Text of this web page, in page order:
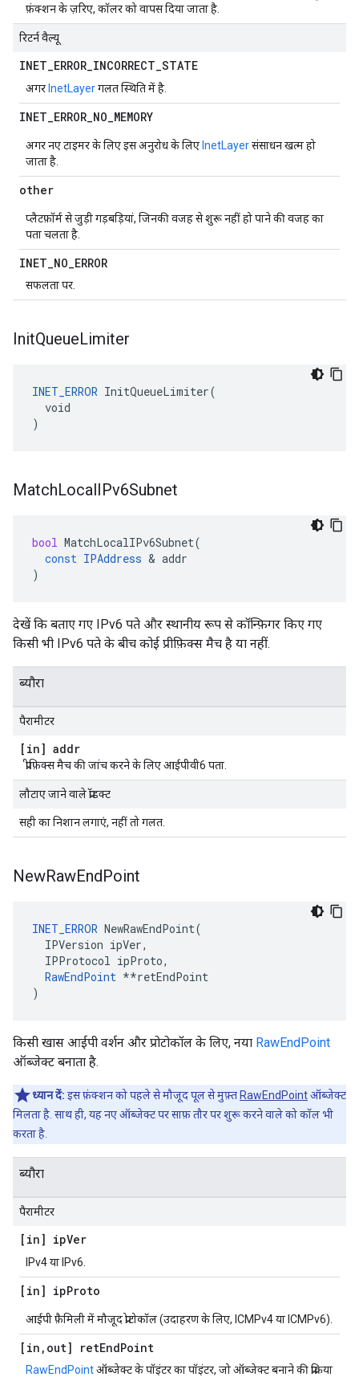
फ़ंक्शन के ज़रिए, कॉलर को वापस दिया जाता है.
रिटर्न वैल्यू
INET_ERROR_INCORRECT_STATE
अगर InetLayerगलत स्थिति में है.
INET_ERROR_NO_MEMORY
अगर नए टाइमर के लिए इस अनुरोध के लिए InetLayerसंसाधन खत्म हो
जाता है.
other
प्लैटफ़ॉर्म से जुड़ी गड़बड़ियां, जिनकी वजह से शुरू नहीं हो पाने की वजह का
पता चलता है.
INET_NO_ERROR
सफलता पर.
InitQueueLimiter
INET_ERROR InitQueueLimiter(
  void
)
MatchLocalIPv6Subnet
bool MatchLocalIPv6Subnet(
const IPAddress & addr
)
देखें कि बताए गए IPv6 पते और स्थानीय रूप से कॉन्फ़िगर किए गए
किसी भी IPv6 पते के बीच कोई प्रीफ़िक्स मैच है या नहीं.
ब्यौरा
पैरामीटर
[in] addr
प्रीफ़िक्स मैच की जांच करने के लिए आईपीवी6 पता.
लौटाए जाने वाले प्रॉडक्ट
सही का निशान लगाएं, नहीं तो गलत.
NewRawEndPoint
INET_ERROR NewRawEndPoint(
  IPVersion ipVer,
  IPProtocol ipProto,
RawEndPoint **retEndPoint
)
किसी खास आईपी वर्शन और प्रोटोकॉल के लिए, नया RawEndPoint
ऑब्जेक्ट बनाता है.
ध्यान दें: इस फ़ंक्शन को पहले से मौजूद पूल से मुफ़्त RawEndPointऑब्जेक्ट
मिलता है. साथ ही, यह नए ऑब्जेक्ट पर साफ़ तौर पर शुरू करने वाले को कॉल भी
करता है.
ब्यौरा
पैरामीटर
[in] ipVer
IPv4 या IPv6.
[in] ipProto
आईपी फ़ैमिली में मौजूद प्रोटोकॉल (उदाहरण के लिए, ICMPv4 या ICMPv6).
[in , out] retEndPoint
RawEndPointऑब्जेक्ट के पॉइंटर का पॉइंटर, जो ऑब्जेक्ट बनाने की प्रक्रिया